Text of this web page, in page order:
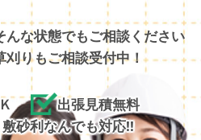
な状態でもご相談ください
刈りもご相談受付中！
出張見積無料
砂利なんでも対応!!